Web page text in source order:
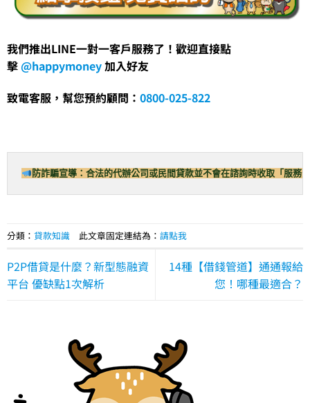
我們推出LINE一對一客戶服務了！歡迎直接點
擊 @happymoney加入好友
致電客服，幫您預約顧問： 0800-025-822
防詐騙宣導： 合法的代辦公司或民間貸款並不會在諮詢時收取「服務
分類： 貸款知識 此文章固定連結為： 請點我
P2P借貸是什麼？新型態融資
平台 優缺點1次解析
14種【借錢管道】通通報給
您！哪種最適合？